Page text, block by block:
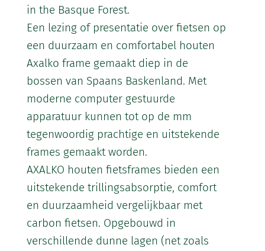
in the Basque Forest.
Een lezing of presentatie over fietsen op
een duurzaam en comfortabel houten
Axalko frame gemaakt diep in de
bossen van Spaans Baskenland. Met
moderne computer gestuurde
apparatuur kunnen tot op de mm
tegenwoordig prachtige en uitstekende
frames gemaakt worden.
AXALKO houten fietsframes bieden een
uitstekende trillingsabsorptie, comfort
en duurzaamheid vergelijkbaar met
carbon fietsen. Opgebouwd in
verschillende dunne lagen (net zoals